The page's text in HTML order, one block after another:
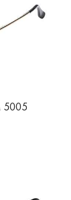
5005